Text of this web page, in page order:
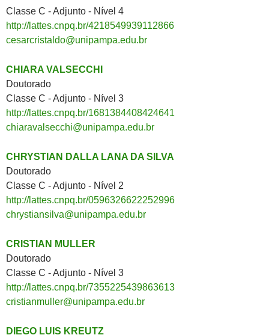
Classe C - Adjunto - Nível 4
http://lattes.cnpq.br/4218549939112866
cesarcristaldo@unipampa.edu.br
CHIARA VALSECCHI
Doutorado
Classe C - Adjunto - Nível 3
http://lattes.cnpq.br/1681384408424641
chiaravalsecchi@unipampa.edu.br
CHRYSTIAN DALLA LANA DA SILVA
Doutorado
Classe C - Adjunto - Nível 2
http://lattes.cnpq.br/0596326622252996
chrystiansilva@unipampa.edu.br
CRISTIAN MULLER
Doutorado
Classe C - Adjunto - Nível 3
http://lattes.cnpq.br/7355225439863613
cristianmuller@unipampa.edu.br
DIEGO LUIS KREUTZ